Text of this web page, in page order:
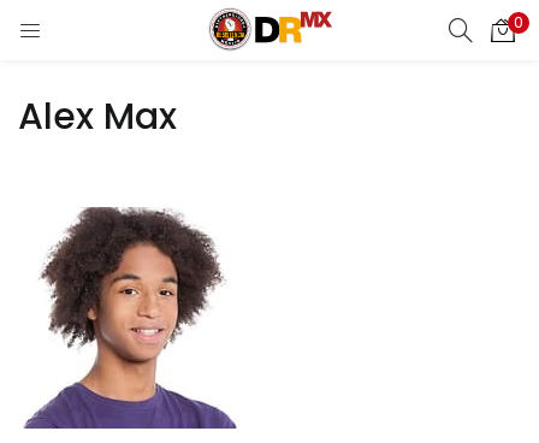
0
Alex Max
Enter your username and password to login.
Remember me